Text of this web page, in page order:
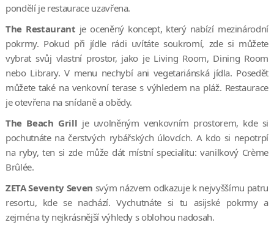
pondělí je restaurace uzavřena.
The Restaurant je oceněný koncept, který nabízí mezinárodní
pokrmy. Pokud při jídle rádi uvítáte soukromí, zde si můžete
vybrat svůj vlastní prostor, jako je Living Room, Dining Room
nebo Library. V menu nechybí ani vegetariánská jídla. Posedět
můžete také na venkovní terase s výhledem na pláž. Restaurace
je otevřena na snídaně a obědy.
The Beach Grill je uvolněným venkovním prostorem, kde si
pochutnáte na čerstvých rybářských úlovcích. A kdo si nepotrpí
na ryby, ten si zde může dát místní specialitu: vanilkový Crème
Brûlée.
ZETA Seventy Seven svým názvem odkazuje k nejvyššímu patru
resortu, kde se nachází. Vychutnáte si tu asijské pokrmy a
zejména ty nejkrásnější výhledy s oblohou nadosah.